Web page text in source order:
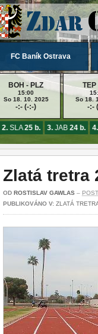
FC Baník Ostrava
BOH - PLZ
15:00
So 18. 10. 2025
-:- (-:-)
TEP
So 18.
-:-
2.SLA25 b. 3.JAB24 b. 4.
Zlatá tretra
OD ROSTISLAV GAWLAS –
PUBLIKOVÁNO V: ZLATÁ